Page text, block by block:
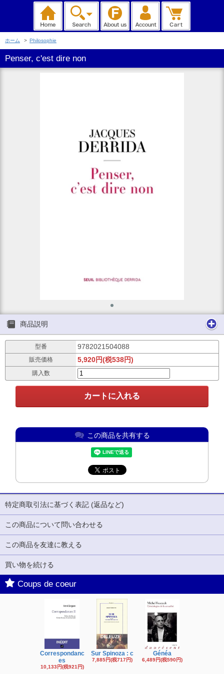
ホーム > Philosophie
Penser, c'est dire non
商品説明
型番 9782021504088
販売価格 5,920円(税538円)
購入数
この商品を共有する
特定商取引法に基づく表記 (返品など)
この商品について問い合わせる
この商品を友達に教える
買い物を続ける
Coups de coeur
Correspondanc
es
10,133円(税921円)
Sur Spinoza : c
7,885円(税717円)
Généa
6,489円(税590円)